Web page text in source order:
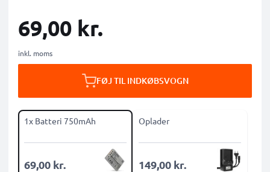
69,00 kr.
inkl. moms
FØJ TIL INDKØBSVOGN
1x Batteri 750mAh
69,00 kr.
Oplader
149,00 kr.